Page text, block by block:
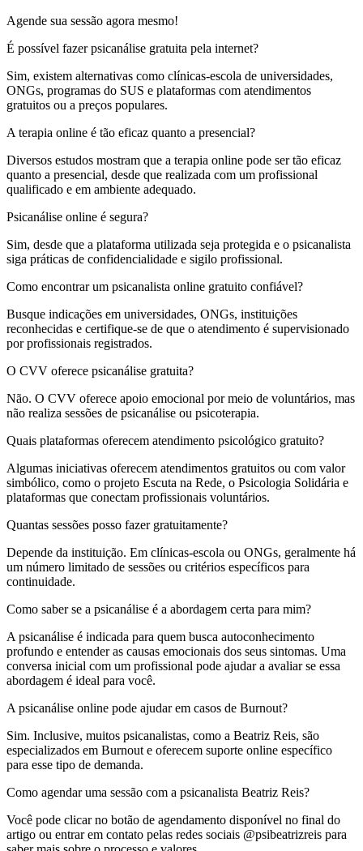
Agende sua sessão agora mesmo!
É possível fazer psicanálise gratuita pela internet?
Sim, existem alternativas como clínicas-escola de universidades,
ONGs, programas do SUS e plataformas com atendimentos
gratuitos ou a preços populares.
A terapia online é tão eficaz quanto a presencial?
Diversos estudos mostram que a terapia online pode ser tão eficaz
quanto a presencial, desde que realizada com um profissional
qualificado e em ambiente adequado.
Psicanálise online é segura?
Sim, desde que a plataforma utilizada seja protegida e o psicanalista
siga práticas de confidencialidade e sigilo profissional.
Como encontrar um psicanalista online gratuito confiável?
Busque indicações em universidades, ONGs, instituições
reconhecidas e certifique-se de que o atendimento é supervisionado
por profissionais registrados.
O CVV oferece psicanálise gratuita?
Não. O CVV oferece apoio emocional por meio de voluntários, mas
não realiza sessões de psicanálise ou psicoterapia.
Quais plataformas oferecem atendimento psicológico gratuito?
Algumas iniciativas oferecem atendimentos gratuitos ou com valor
simbólico, como o projeto Escuta na Rede, o Psicologia Solidária e
plataformas que conectam profissionais voluntários.
Quantas sessões posso fazer gratuitamente?
Depende da instituição. Em clínicas-escola ou ONGs, geralmente há
um número limitado de sessões ou critérios específicos para
continuidade.
Como saber se a psicanálise é a abordagem certa para mim?
A psicanálise é indicada para quem busca autoconhecimento
profundo e entender as causas emocionais dos seus sintomas. Uma
conversa inicial com um profissional pode ajudar a avaliar se essa
abordagem é ideal para você.
A psicanálise online pode ajudar em casos de Burnout?
Sim. Inclusive, muitos psicanalistas, como a Beatriz Reis, são
especializados em Burnout e oferecem suporte online específico
para esse tipo de demanda.
Como agendar uma sessão com a psicanalista Beatriz Reis?
Você pode clicar no botão de agendamento disponível no final do
artigo ou entrar em contato pelas redes sociais @psibeatrizreis para